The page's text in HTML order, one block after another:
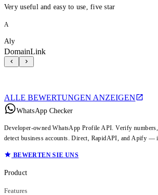
Very useful and easy to use, five star
A
Aly
DomainLink
ALLE BEWERTUNGEN ANZEIGEN
WhatsApp Checker
Developer-owned WhatsApp Profile API. Verify
detect business accounts. Direct, RapidAPI, and Apify —
BEWERTEN SIE UNS
Product
Features